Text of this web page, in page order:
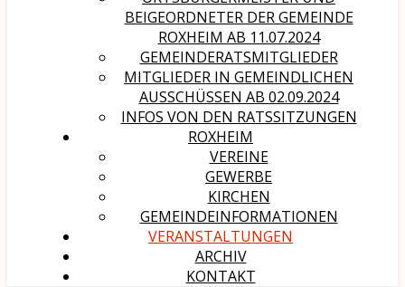
BEIGEORDNETER DER GEMEINDE
ROXHEIM AB 11.07.2024
GEMEINDERATSMITGLIEDER
MITGLIEDER IN GEMEINDLICHEN
AUSSCHÜSSEN AB 02.09.2024
INFOS VON DEN RATSSITZUNGEN
ROXHEIM
VEREINE
GEWERBE
KIRCHEN
GEMEINDEINFORMATIONEN
VERANSTALTUNGEN
ARCHIV
KONTAKT